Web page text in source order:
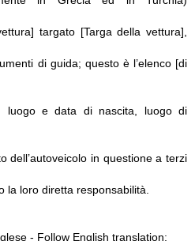
targato [Targa della vettura],
di guida; questo è l’elenco [di
luogo e data di nascita, luogo di
dell’autoveicolo in questione a terzi
la loro diretta responsabilità.
- Follow English translation: